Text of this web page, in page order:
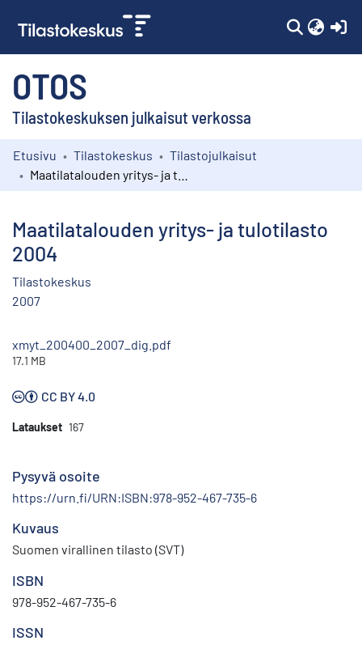
OTOS
Tilastokeskuksen julkaisut verkossa
Kokoelmat
Etusivu Tilastokeskus
Tilastojulkaisut
Maatilatalouden yritys- ja tulotilasto
2004
Tilastokeskus
2007
xmyt_200400_2007_dig.pdf
17.1 MB
CC BY 4.0
Lataukset 167
Pysyvä osoite
https://urn.fi/URN:ISBN:978-952-467-735-6
Kuvaus
Suomen virallinen tilasto (SVT)
ISBN
978-952-467-735-6
ISSN